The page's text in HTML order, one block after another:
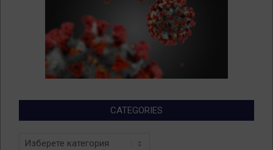
CATEGORIES
Categories